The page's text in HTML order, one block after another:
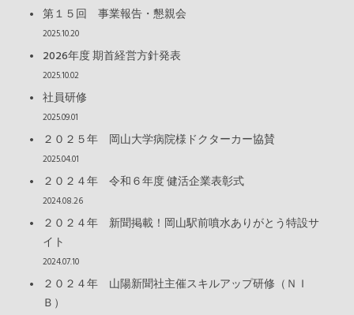
第１５回 事業報告・懇親会
2025.10.20
2026年度 期首経営方針発表
2025.10.02
社員研修
2025.09.01
２０２５年 岡山大学病院様ドクターカー協賛
2025.04.01
２０２４年 令和６年度 健活企業表彰式
2024.08.26
２０２４年 新聞掲載！岡山駅前噴水ありがとう特設サ
イト
2024.07.10
２０２４年 山陽新聞社主催スキルアップ研修（ＮＩ
Ｂ）